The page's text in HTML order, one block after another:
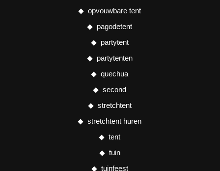
opvouwbare tent
pagodetent
partytent
partytenten
quechua
second
stretchtent
stretchtent huren
tent
tuin
tuinfeest